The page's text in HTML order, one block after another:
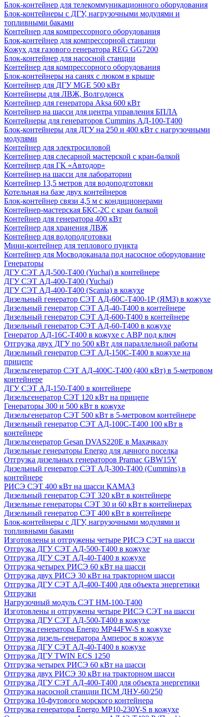
Блок-контейнер для телекоммуникационного оборудования
Блок-контейнеры с ДГУ, нагрузочными модулями и
топливными баками
Контейнер для компрессорного оборудования
Блок-контейнер для компрессорной станции
Кожух для газового генератора REG GG7200
Блок-контейнер для насосной станции
Контейнер для компрессорного оборудования
Блок-контейнеры на санях с люком в крыше
Контейнер для ДГУ MGE 500 кВт
Контейнеры для ЛВЖ, Волгодонск
Контейнер для генератора Aksa 600 кВт
Контейнер на шасси для центра управления БПЛА
Контейнеры для генераторов Cummins АД-100-Т400
Блок-контейнеры для ДГУ на 250 и 400 кВт с нагрузочными
модулями
Контейнер для электросиловой
Контейнер для слесарной мастерской с кран-балкой
Контейнер для ГК «Автодор»
Контейнер на шасси для лаборатории
Контейнер 13,5 метров для водоподготовки
Котельная на базе двух контейнеров
Блок-контейнер связи 4,5 м с кондиционерами
Контейнер-мастерская БКС-2С с кран балкой
Контейнер для генератора 400 кВт
Контейнер для хранения ЛВЖ
Контейнер для водоподготовки
Мини-контейнер для теплового пункта
Контейнер для Мосводоканала под насосное оборудование
Генераторы
ДГУ СЭТ АД-500-Т400 (Yuchai) в контейнере
ДГУ СЭТ АД-400-Т400 (Yuchai)
ДГУ СЭТ АД-400-Т400 (Scania) в кожухе
Дизельный генератор СЭТ АД-60С-Т400-1Р (ЯМЗ) в кожухе
Дизельный генератор СЭТ АД-40-Т400 в контейнере
Дизельный генератор СЭТ АД-600-Т400 в контейнере
Дизельный генератор СЭТ АД-60-Т400 в кожухе
Генератор АД-16С-Т400 в кожухе с АВР под ключ
Отгрузка двух ДГУ по 500 кВт для параллельной работы
Дизельный генератор СЭТ АД-150С-Т400 в кожухе на
прицепе
Дизельгенератор СЭТ АД-400С-Т400 (400 кВт) в 5-метровом
контейнере
ДГУ СЭТ АД-150-Т400 в контейнере
Дизельгенератор СЭТ 120 кВт на прицепе
Генераторы 300 и 500 кВт в кожухе
Дизельгенератор СЭТ 500 кВт в 5-метровом контейнере
Дизельный генератор СЭТ АД-100С-Т400 100 кВт в
контейнере
Дизельгенератор Gesan DVAS220E в Махачкалу
Дизельные генераторы Energo для дачного поселка
Отгрузка дизельных генераторов Pramac GВW15Y
Дизельный генератор СЭТ АД-300-Т400 (Cummins) в
контейнере
РИСЭ СЭТ 400 кВт на шасси КАМАЗ
Дизельный генератор СЭТ 320 кВт в контейнере
Дизельные генераторы СЭТ 30 и 60 кВт в контейнерах
Дизельный генератор СЭТ 400 кВт в контейнере
Блок-контейнеры с ДГУ, нагрузочными модулями и
топливными баками
Изготовлены и отгружены четыре РИСЭ СЭТ на шасси
Отгрузка ДГУ СЭТ АД-500-Т400 в кожухе
Отгрузка ДГУ СЭТ АД-40-Т400 в кожухе
Отгрузка четырех РИСЭ 60 кВт на шасси
Отгрузка двух РИСЭ 30 кВт на тракторном шасси
Отгрузка ДГУ СЭТ АД-400-Т400 для объекта энергетики
Отгрузки
Нагрузочный модуль СЭТ НМ-100-Т400
Изготовлены и отгружены четыре РИСЭ СЭТ на шасси
Отгрузка ДГУ СЭТ АД-500-Т400 в кожухе
Отгрузка генератора Energo MP44FW-S в кожухе
Отгрузка дизель-генератора Амперос в кожухе
Отгрузка ДГУ СЭТ АД-40-Т400 в кожухе
Отгрузка ДГУ TWIN ECS 1250
Отгрузка четырех РИСЭ 60 кВт на шасси
Отгрузка двух РИСЭ 30 кВт на тракторном шасси
Отгрузка ДГУ СЭТ АД-400-Т400 для объекта энергетики
Отгрузка насосной станции ПСМ ДНУ-60/250
Отгрузка 10-футового морского контейнера
Отгрузка генератора Energo MP10-230Y-S в кожухе